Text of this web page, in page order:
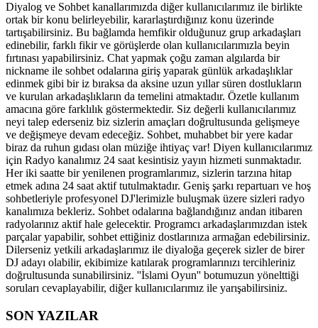
Diyalog ve Sohbet kanallarımızda diğer kullanıcılarımız ile birlikte
ortak bir konu belirleyebilir, kararlaştırdığınız konu üzerinde
tartışabilirsiniz. Bu bağlamda hemfikir olduğunuz grup arkadaşları
edinebilir, farklı fikir ve görüşlerde olan kullanıcılarımızla beyin
fırtınası yapabilirsiniz. Chat yapmak çoğu zaman algılarda bir
nickname ile sohbet odalarına giriş yaparak günlük arkadaşlıklar
edinmek gibi bir iz bıraksa da aksine uzun yıllar süren dostlukların
ve kurulan arkadaşlıkların da temelini atmaktadır. Özetle kullanım
amacına göre farklılık göstermektedir. Siz değerli kullanıcılarımız
neyi talep ederseniz biz sizlerin amaçları doğrultusunda gelişmeye
ve değişmeye devam edeceğiz. Sohbet, muhabbet bir yere kadar
biraz da ruhun gıdası olan müziğe ihtiyaç var! Diyen kullanıcılarımız
için Radyo kanalımız 24 saat kesintisiz yayın hizmeti sunmaktadır.
Her iki saatte bir yenilenen programlarımız, sizlerin tarzına hitap
etmek adına 24 saat aktif tutulmaktadır. Geniş şarkı repartuarı ve hoş
sohbetleriyle profesyonel DJ'lerimizle buluşmak üzere sizleri radyo
kanalımıza bekleriz. Sohbet odalarına bağlandığınız andan itibaren
radyolarınız aktif hale gelecektir. Programcı arkadaşlarımızdan istek
parçalar yapabilir, sohbet ettiğiniz dostlarınıza armağan edebilirsiniz.
Dilerseniz yetkili arkadaşlarımız ile diyaloğa geçerek sizler de birer
DJ adayı olabilir, ekibimize katılarak programlarınızı tercihleriniz
doğrultusunda sunabilirsiniz. ''İslami Oyun'' botumuzun yönelttiği
soruları cevaplayabilir, diğer kullanıcılarımız ile yarışabilirsiniz.
SON YAZILAR